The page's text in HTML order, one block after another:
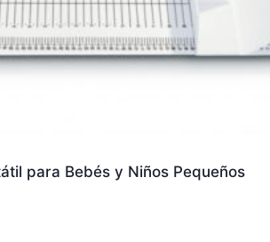
para Bebés y Niños Pequeños